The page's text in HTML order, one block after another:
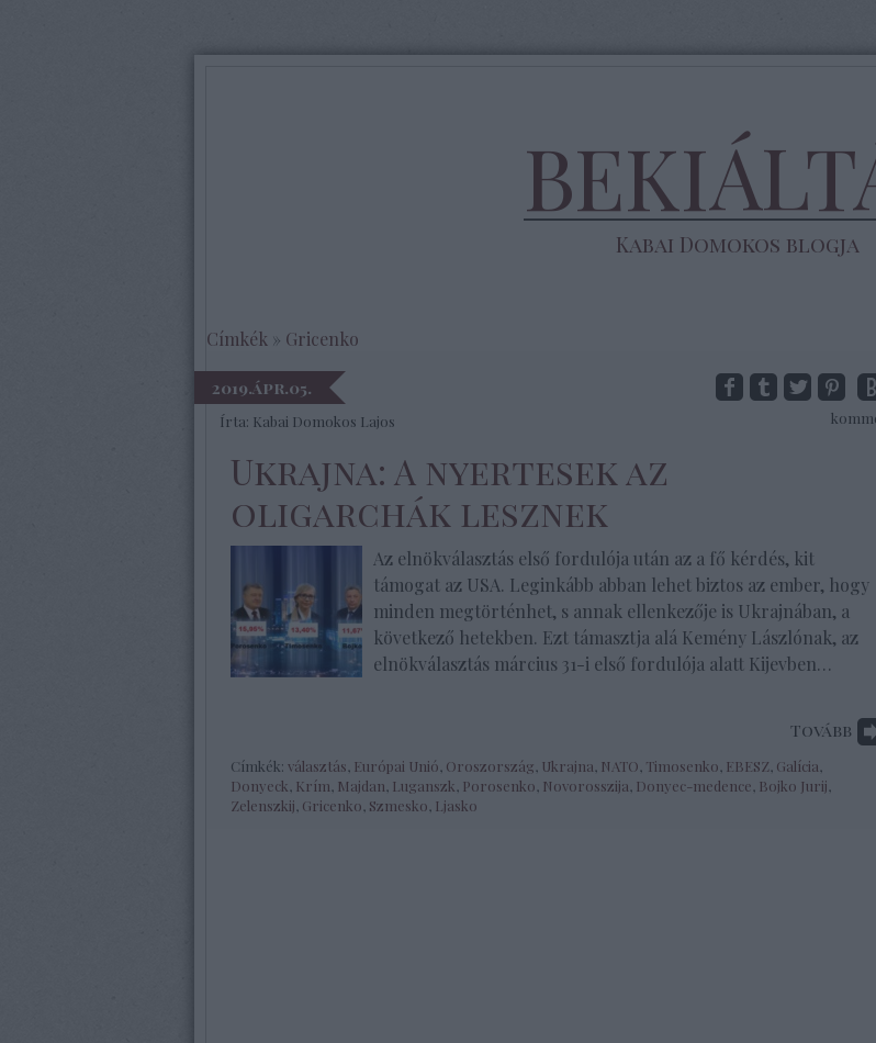
Kabai Domokos blogja
Címkék » Gricenko
2019.ápr.05.
Írta: Kabai Domokos Lajos
Ukrajna: A nyertesek az
oligarchák lesznek
Az elnökválasztás első fordulója után az a fő kérdés, kit
támogat az USA. Leginkább abban lehet biztos az ember, hogy
minden megtörténhet, s annak ellenkezője is Ukrajnában, a
következő hetekben. Ezt támasztja alá Kemény Lászlónak, az
elnökválasztás március 31-i első fordulója alatt Kijevben…
Tovább
Címkék: választás Európai Unió Oroszország Ukrajna NATO Timosenko EBESZ Galícia
Donyeck Krím Majdan Luganszk Porosenko Novorosszija Donyec-medence Bojko Jurij
Zelenszkij Gricenko Szmesko Ljasko